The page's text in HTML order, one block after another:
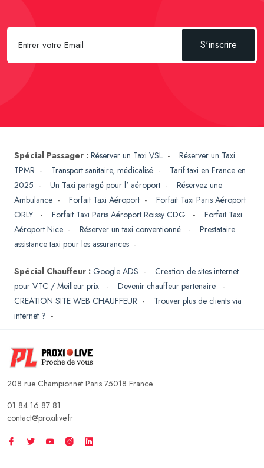
S'inscrire
Spécial Passager : Réserver un Taxi VSL - Réserver un Taxi
TPMR - Transport sanitaire, médicalisé - Tarif taxi en France en
2025 - Un Taxi partagé pour l' aéroport - Réservez une
Ambulance - Forfait Taxi Aéroport - Forfait Taxi Paris Aéroport
ORLY
- Forfait Taxi Paris Aéroport Roissy CDG - Forfait Taxi
Aéroport Nice - Réserver un taxi conventionné - Prestataire
assistance taxi pour les assurances -
Spécial Chauffeur : Google ADS - Creation de sites internet
pour VTC / Meilleur prix
- Devenir chauffeur partenaire
-
CREATION SITE WEB CHAUFFEUR - Trouver plus de clients via
internet ? -
208 rue Championnet Paris 75018 France
01 84 16 87 81
contact@proxilive.fr